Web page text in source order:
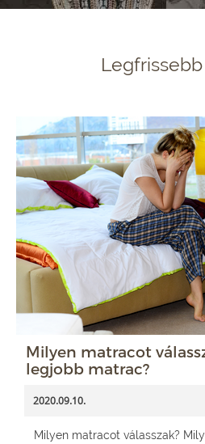
Milyen matracot
legjobb matrac?
2020.09.10.
Milyen matracot válasszak?